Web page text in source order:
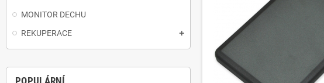
MONITOR DECHU
REKUPERACE
POPULÁRNÍ